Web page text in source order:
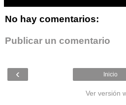
No hay comentarios:
Publicar un comentario
‹ Inicio
Ver versión